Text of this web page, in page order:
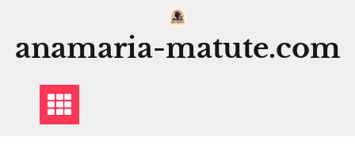
contenido
anamaria-matute.com